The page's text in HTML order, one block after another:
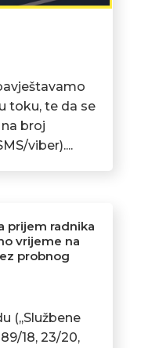
toku, te da se
broj
viber)....
prijem radnika
vrijeme na
probnog
(,,Službene
89/18, 23/20,